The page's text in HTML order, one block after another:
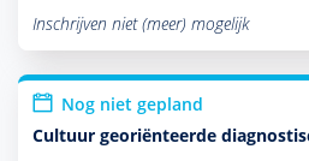
Inschrijven niet (meer) mogelijk
Nog niet gepland
Cultuur georiënteerde